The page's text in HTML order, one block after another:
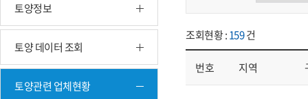
토양정보
토양 데이터 조회
토양관련 업체현황
조회현황 :159건
번호 지역